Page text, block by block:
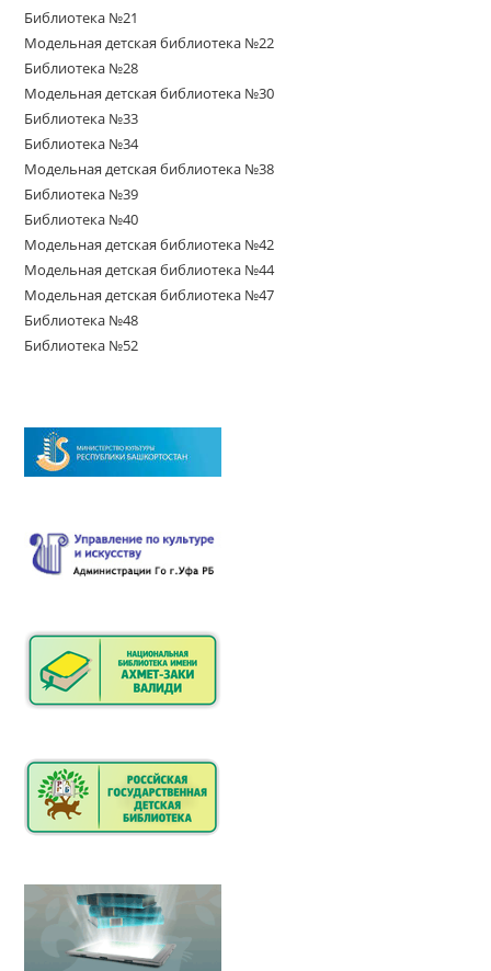
Библиотека №21
Модельная детская библиотека №22
Библиотека №28
Модельная детская библиотека №30
Библиотека №33
Библиотека №34
Модельная детская библиотека №38
Библиотека №39
Библиотека №40
Модельная детская библиотека №42
Модельная детская библиотека №44
Модельная детская библиотека №47
Библиотека №48
Библиотека №52